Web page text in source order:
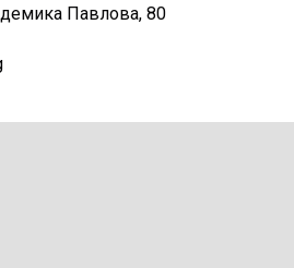
Павлова, 80